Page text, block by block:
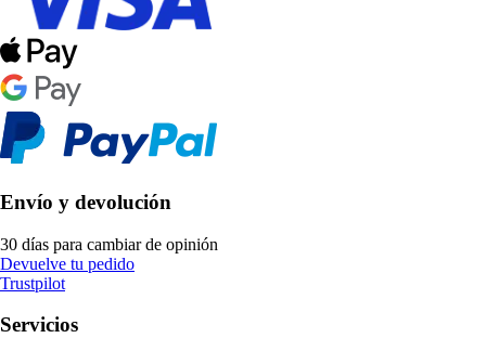
Envío y devolución
30 días para cambiar de opinión
Devuelve tu pedido
Trustpilot
Servicios